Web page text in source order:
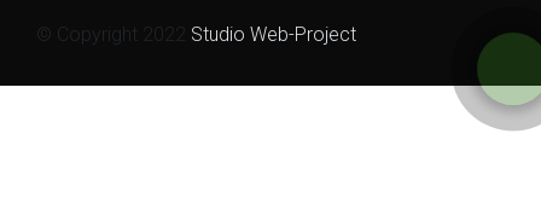
© Copyright 2022 Studio Web-Project